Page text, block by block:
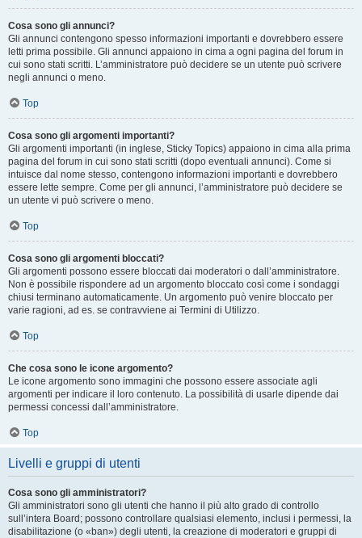
Cosa sono gli annunci?
Gli annunci contengono spesso informazioni importanti e dovrebbero essere
letti prima possibile. Gli annunci appaiono in cima a ogni pagina del forum in
cui sono stati scritti. L’amministratore può decidere se un utente può scrivere
negli annunci o meno.
Top
Cosa sono gli argomenti importanti?
Gli argomenti importanti (in inglese, Sticky Topics) appaiono in cima alla prima
pagina del forum in cui sono stati scritti (dopo eventuali annunci). Come si
intuisce dal nome stesso, contengono informazioni importanti e dovrebbero
essere lette sempre. Come per gli annunci, l’amministratore può decidere se
un utente vi può scrivere o meno.
Top
Cosa sono gli argomenti bloccati?
Gli argomenti possono essere bloccati dai moderatori o dall’amministratore.
Non è possibile rispondere ad un argomento bloccato così come i sondaggi
chiusi terminano automaticamente. Un argomento può venire bloccato per
varie ragioni, ad es. se contravviene ai Termini di Utilizzo.
Top
Che cosa sono le icone argomento?
Le icone argomento sono immagini che possono essere associate agli
argomenti per indicare il loro contenuto. La possibilità di usarle dipende dai
permessi concessi dall’amministratore.
Top
Livelli e gruppi di utenti
Cosa sono gli amministratori?
Gli amministratori sono gli utenti che hanno il più alto grado di controllo
sull’intera Board; possono controllare qualsiasi elemento, inclusi i permessi, la
disabilitazione (o «ban») degli utenti, la creazione di moderatori e gruppi di